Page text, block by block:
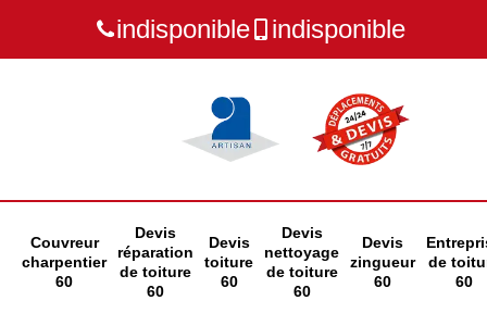
indisponible indisponible
Couvreur
charpentier
60
Devis
réparation
de toiture
60
Devis
toiture
60
Devis
nettoyage
de toiture
60
Devis
zingueur
60
de
60